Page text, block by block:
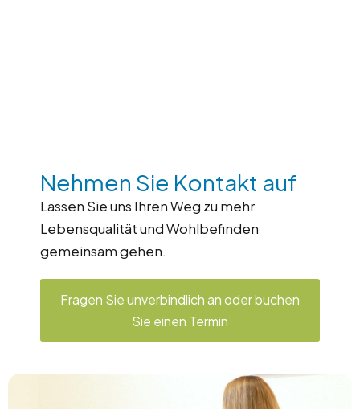
Nehmen Sie Kontakt auf
Lassen Sie uns Ihren Weg zu mehr
Lebensqualität und Wohlbefinden
gemeinsam gehen.
Fragen Sie unverbindlich an oder buchen
Sie einen Termin